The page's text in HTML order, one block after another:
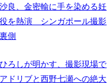
良、金密輸に手を染める妊
を熱演 シンガポール撮影
側
ろしが明かす、撮影現場で
ドリブと西野七瀬への絶大